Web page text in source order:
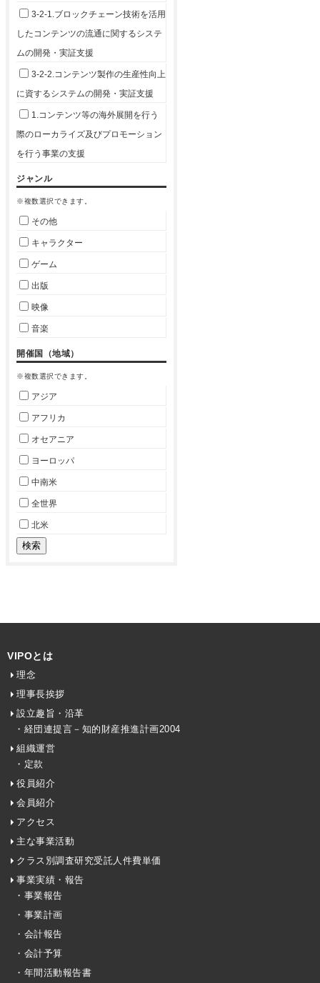
3-2-1.ブロックチェーン技術を活用
したコンテンツの流通に関するシステ
ムの開発・実証支援
3-2-2.コンテンツ製作の生産性向上
に資するシステムの開発・実証支援
1.コンテンツ等の海外展開を行う
際のローカライズ及びプロモーション
を行う事業の支援
ジャンル
※複数選択できます。
その他
キャラクター
ゲーム
出版
映像
音楽
開催国（地域）
※複数選択できます。
アジア
アフリカ
オセアニア
ヨーロッパ
中南米
全世界
北米
VIPOとは
理念
理事長挨拶
設立趣旨・沿革
・経団連提言－知的財産推進計画2004
組織運営
・定款
役員紹介
会員紹介
アクセス
主な事業活動
クラス別調査研究受託人件費単価
事業実績・報告
・事業報告
・事業計画
・会計報告
・会計予算
・年間活動報告書